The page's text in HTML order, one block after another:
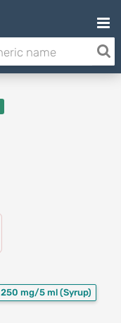
250 mg/5 ml (Syrup)